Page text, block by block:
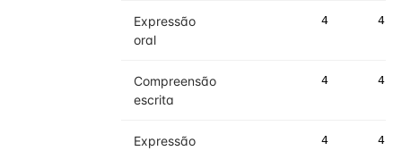
Expressão
oral
4 4
Compreensão
escrita
4 4
Expressão
4 4